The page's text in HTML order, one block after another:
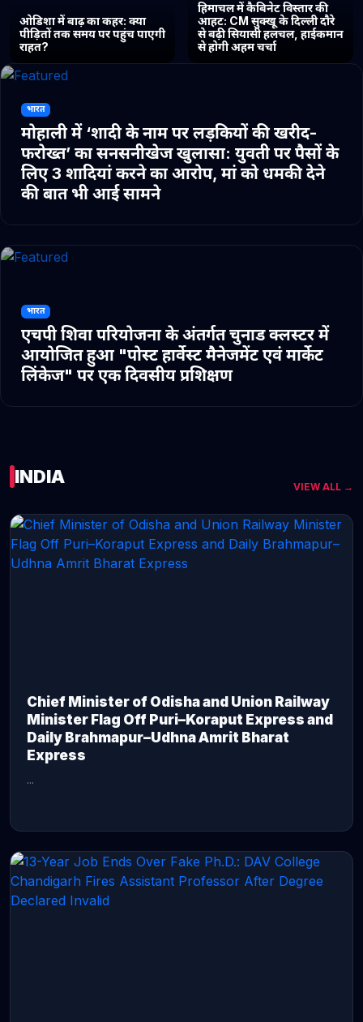
ओडिशा में बाढ़ का कहर: क्या
पीड़ितों तक समय पर पहुंच पाएगी
राहत?
हिमाचल में कैबिनेट विस्तार की
आहट: CM सुक्खू के दिल्ली दौरे
से बढ़ी सियासी हलचल, हाईकमान
से होगी अहम चर्चा
भारत
मोहाली में ‘शादी के नाम पर लड़कियों की खरीद-
फरोख्त’ का सनसनीखेज खुलासा: युवती पर पैसों के
लिए 3 शादियां करने का आरोप, मां को धमकी देने
की बात भी आई सामने
भारत
एचपी शिवा परियोजना के अंतर्गत चुनाड क्लस्टर में
आयोजित हुआ "पोस्ट हार्वेस्ट मैनेजमेंट एवं मार्केट
लिंकेज" पर एक दिवसीय प्रशिक्षण
INDIA VIEW ALL →
Chief Minister of Odisha and Union Railway
Minister Flag Off Puri–Koraput Express and
Daily Brahmapur–Udhna Amrit Bharat
Express
...